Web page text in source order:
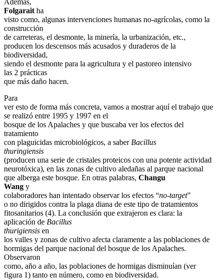
Además,
Folgarait ha
visto como, algunas intervenciones humanas no-agrícolas, como la
construcción
de carreteras, el desmonte, la minería, la urbanización, etc.,
producen los descensos más acusados y duraderos de la
biodiversidad,
siendo el desmonte para la agricultura y el pastoreo intensivo
las 2 prácticas
que más daño hacen.
Para
ver esto de forma más concreta, vamos a mostrar aquí el trabajo que
se realizó entre 1995 y 1997 en el
bosque de los Apalaches y que buscaba ver los efectos del
tratamiento
con plaguicidas microbiológicos, a saber Bacillus
thuringiensis
(producen una serie de cristales proteicos con una potente actividad
neurotóxica), en las zonas de cultivo aledañas al parque nacional
que alberga este bosque. En otras palabras, Changu
Wang y
colaboradores han intentado observar los efectos “no-target”
o no dirigidos contra la plaga diana de este tipo de tratamientos
fitosanitarios (4). La conclusión que extrajeron es clara: la
aplicación de Bacillus
thurigiensis en
los valles y zonas de cultivo afecta claramente a las poblaciones de
hormigas del parque nacional del bosque de los Apalaches.
Observaron
como, año a año, las poblaciones de hormigas disminuían (ver
figura 1) tanto en número, como en biodiversidad.